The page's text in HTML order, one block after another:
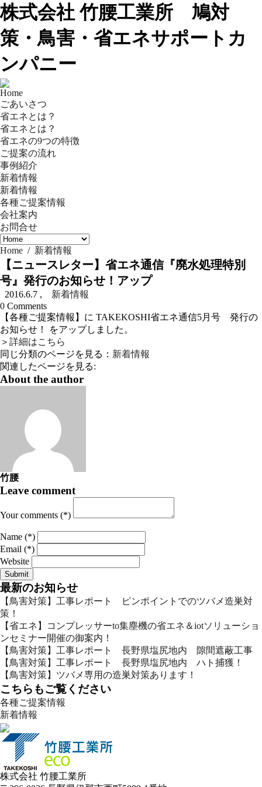
株式会社 竹腰工業所 鳩対
策・鳥害・省エネサポートカ
ンパニー
Home
ごあいさつ
省エネとは？
省エネとは？
省エネの9つの特徴
ご提案の流れ
事例紹介
新着情報
新着情報
各種ご提案情報
会社案内
お問合せ
Home / 新着情報
【ニュースレター】省エネ通信『廃水処理特別
号』発行のお知らせ！アップ
2016.6.7 ,
新着情報
0 Comments
【各種ご提案情報】に TAKEKOSHI省エネ通信5月号 発行の
お知らせ！ をアップしました。
＞ 詳細はこちら
同じ分類のページを見る： 新着情報
関連したページを見る:
About the author
竹腰
Leave comment
Your comments (*)
Name (*)
Email (*)
Website
最新のお知らせ
【鳥害対策】工事レポート ピンポイントでのツバメ造巣対
策！
【省エネ】コンプレッサーto集塵機の省エネ＆iotソリューショ
ンセミナー開催の御案内！
【鳥害対策】工事レポート 長野県塩尻地内 隙間遮蔽工事
【鳥害対策】工事レポート 長野県塩尻地内 ハト捕獲！
【鳥害対策】ツバメ専用の造巣対策あります！
こちらもご覧ください
各種ご提案情報
新着情報
株式会社 竹腰工業所